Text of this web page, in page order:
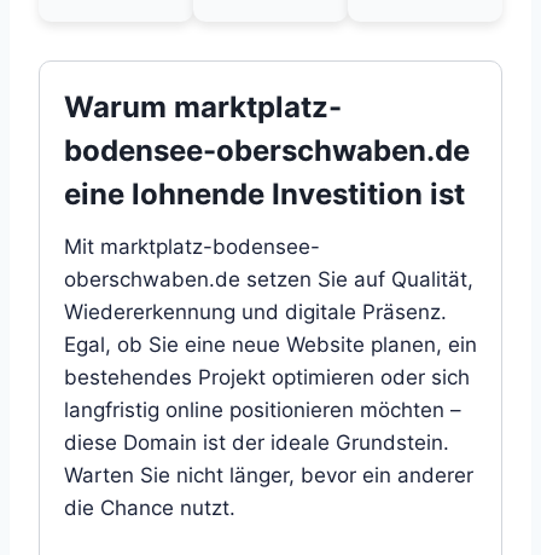
Warum marktplatz-
bodensee-oberschwaben.de
eine lohnende Investition ist
Mit marktplatz-bodensee-
oberschwaben.de setzen Sie auf Qualität,
Wiedererkennung und digitale Präsenz.
Egal, ob Sie eine neue Website planen, ein
bestehendes Projekt optimieren oder sich
langfristig online positionieren möchten –
diese Domain ist der ideale Grundstein.
Warten Sie nicht länger, bevor ein anderer
die Chance nutzt.